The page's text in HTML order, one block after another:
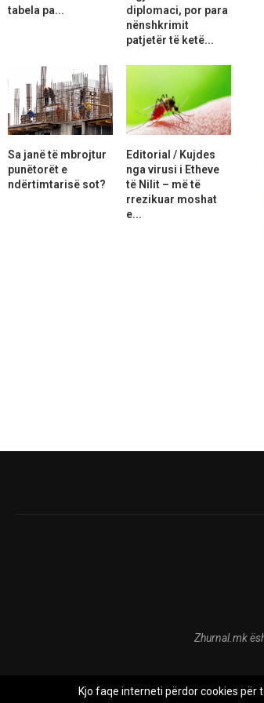
tabela pa...
diplomaci, por para
nënshkrimit
patjetër të ketë...
Sa janë të mbrojtur
punëtorët e
ndërtimtarisë sot?
Editorial / Kujdes
nga virusi i Etheve
të Nilit – më të
rrezikuar moshat
e...
Zhurnal.mk
Kjo faqe interneti përdor cookies për